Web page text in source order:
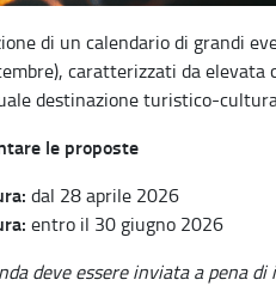
di un calendario di grandi
caratterizzati da
destinazione turistico-
le proposte
dal 28 aprile 2026
entro il 30 giugno 2026
deve essere inviata a pena